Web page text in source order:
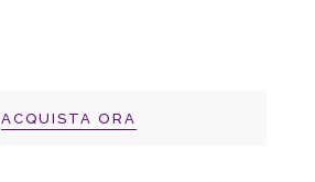
ACQUISTA ORA